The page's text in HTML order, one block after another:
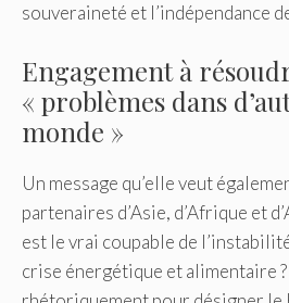
souveraineté et l’indépendance
Engagement à
« problèmes dans
monde »
Un message qu’elle veut
partenaires d’Asie, d’Afrique et
est le vrai coupable de
crise énergétique et alimentaire